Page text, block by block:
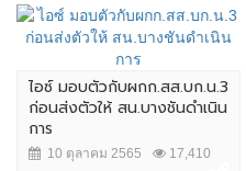
ไอซ์ มอบตัวกับผกก.สส.บก.น.3
ก่อนส่งตัวให้ สน.บางชันดำเนิน
การ
10 ตุลาคม 2565 17,410